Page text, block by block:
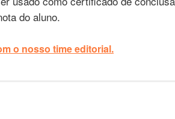
do aluno.
o nosso time editorial.